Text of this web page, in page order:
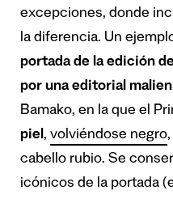
excepciones, donde
la diferencia. Un
portada de la edición
por una editorial
Bamako, en la que el
piel, volviéndose negro
cabello rubio. Se
icónicos de la portada